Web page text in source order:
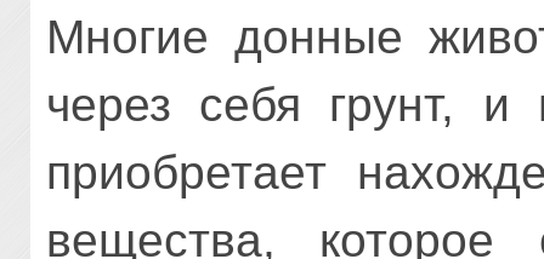
Многие донные
через себя грунт, и
приобретает
вещества, которое